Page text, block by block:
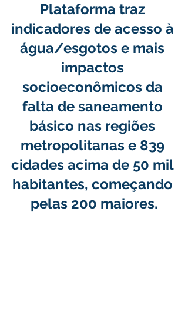
Plataforma traz
indicadores de acesso à
água/esgotos e mais
impactos
socioeconômicos da
falta de saneamento
básico nas regiões
metropolitanas e 839
cidades acima de 50 mil
habitantes, começando
pelas 200 maiores.